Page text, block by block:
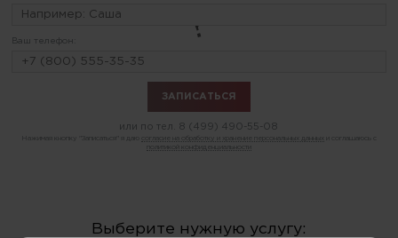
Ваш телефон:
или по тел. 8 (499) 490-55-08
Нажимая кнопку "Записаться" я даю согласие на обработку и хранение персональных данных
политикой конфиденциальности
Выберите нужную услугу: